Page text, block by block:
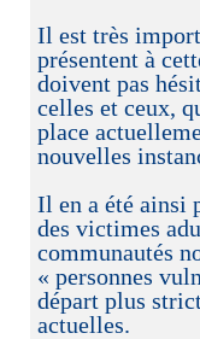
Il est très
présentent à
doivent pas
celles et ceux,
place
nouvelles
Il en a été ainsi
des victimes
communautés
« personnes
départ plus
actuelles.